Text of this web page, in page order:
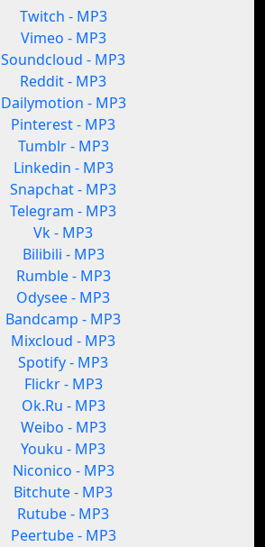
Twitch - MP3
Vimeo - MP3
Soundcloud - MP3
Reddit - MP3
Dailymotion - MP3
Pinterest - MP3
Tumblr - MP3
Linkedin - MP3
Snapchat - MP3
Telegram - MP3
Vk - MP3
Bilibili - MP3
Rumble - MP3
Odysee - MP3
Bandcamp - MP3
Mixcloud - MP3
Spotify - MP3
Flickr - MP3
Ok.Ru - MP3
Weibo - MP3
Youku - MP3
Niconico - MP3
Bitchute - MP3
Rutube - MP3
Peertube - MP3